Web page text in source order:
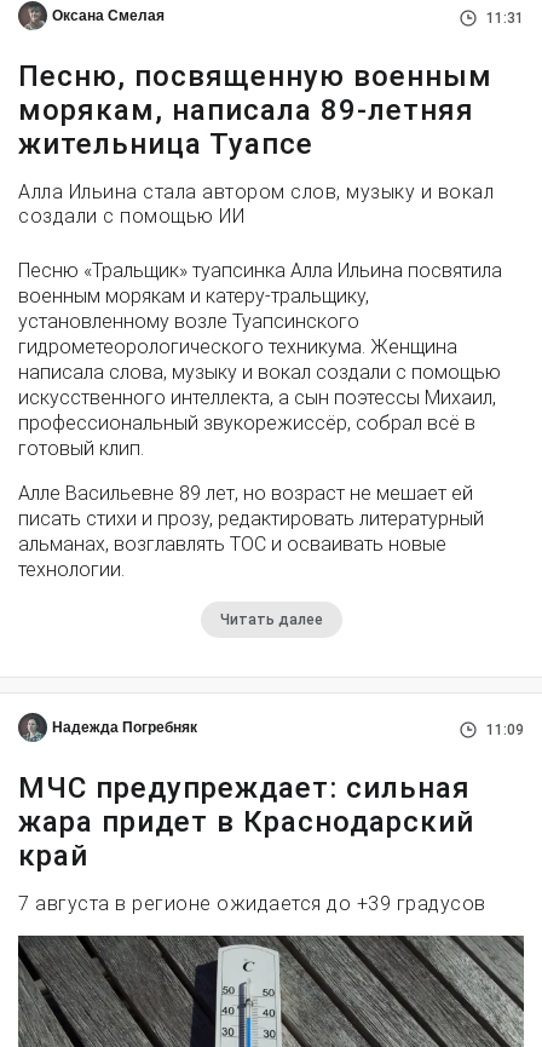
Оксана Смелая 11:31
Песню, посвященную военным
морякам, написала 89-летняя
жительница Туапсе
Алла Ильина стала автором слов, музыку и вокал
создали с помощью ИИ
Песню «Тральщик» туапсинка Алла Ильина посвятила
военным морякам и катеру-тральщику,
установленному возле Туапсинского
гидрометеорологического техникума. Женщина
написала слова, музыку и вокал создали с помощью
искусственного интеллекта, а сын поэтессы Михаил,
профессиональный звукорежиссёр, собрал всё в
готовый клип.
Алле Васильевне 89 лет, но возраст не мешает ей
писать стихи и прозу, редактировать литературный
альманах, возглавлять ТОС и осваивать новые
технологии.
Читать далее
Надежда Погребняк 11:09
МЧС предупреждает: сильная
жара придет в Краснодарский
край
7 августа в регионе ожидается до +39 градусов